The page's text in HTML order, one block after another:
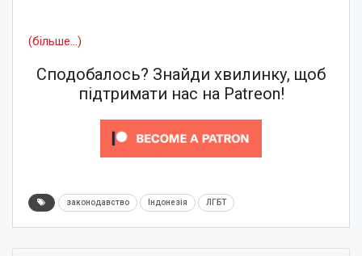
(більше…)
Сподобалось? Знайди хвилинку, щоб
підтримати нас на Patreon!
законодавство Індонезія ЛГБТ